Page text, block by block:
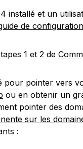
installé et un
de
1 et 2 de
pour pointer vers
ou en obtenir un
pointer des
sur les
: